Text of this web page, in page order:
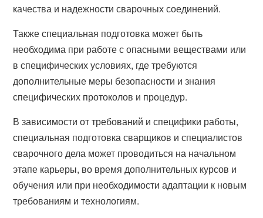
качества и надежности сварочных соединений.
Также специальная подготовка может быть
необходима при работе с опасными веществами или
в специфических условиях, где требуются
дополнительные меры безопасности и знания
специфических протоколов и процедур.
В зависимости от требований и специфики работы,
специальная подготовка сварщиков и специалистов
сварочного дела может проводиться на начальном
этапе карьеры, во время дополнительных курсов и
обучения или при необходимости адаптации к новым
требованиям и технологиям.